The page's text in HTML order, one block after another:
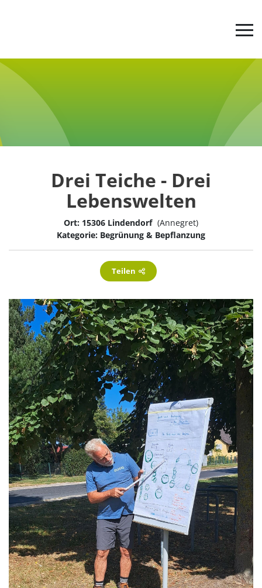
Drei Teiche - Drei
Lebenswelten
Ort: 15306 Lindendorf (Annegret)
Kategorie: Begrünung & Bepflanzung
Teilen
Jetzt abstimmen
Der Ideenwettbewerb
Tipps & Infos